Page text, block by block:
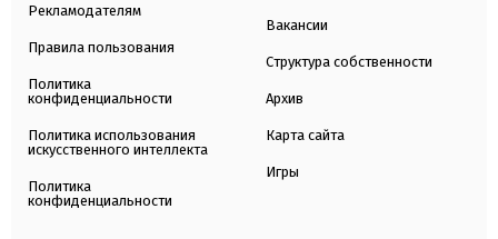
Рекламодателям
Правила пользования
Политика
конфиденциальности
Политика использования
искусственного интеллекта
Политика
конфиденциальности
Вакансии
Структура собственности
Архив
Карта сайта
Игры